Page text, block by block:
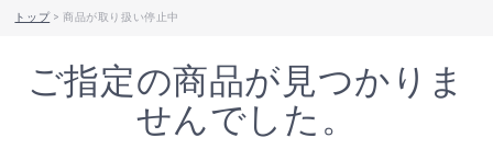
トップ> 商品が取り扱い停止中
ご指定の商品が見つかりま
せんでした。